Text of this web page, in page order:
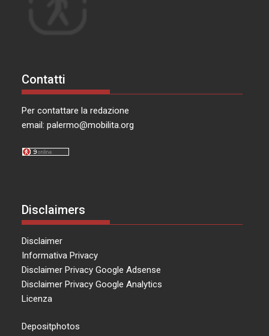
Contatti
Per contattare la redazione
email:palermo@mobilita.org
Disclaimers
Disclaimer
Informativa Privacy
Disclaimer Privacy Google Adsense
Disclaimer Privacy Google Analytics
Licenza
Depositphotos